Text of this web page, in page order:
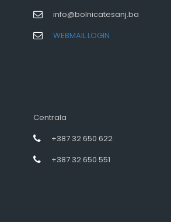
info@bolnicatesanj.ba
WEBMAIL LOGIN
Centrala
+387 32 650 622
+387 32 650 551